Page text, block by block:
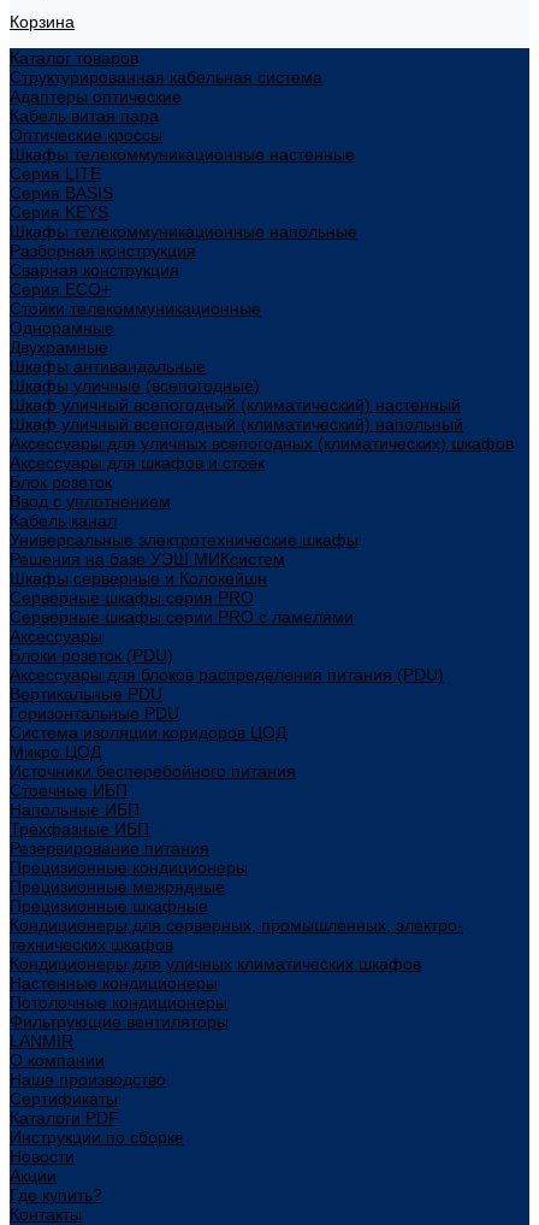
Корзина
Каталог товаров
Структурированная кабельная система
Адаптеры оптические
Кабель витая пара
Оптические кроссы
Шкафы телекоммуникационные настенные
Cерия LITE
Cерия BASIS
Cерия KEYS
Шкафы телекоммуникационные напольные
Разборная конструкция
Сварная конструкция
Серия ECO+
Стойки телекоммуникационные
Однорамные
Двухрамные
Шкафы антивандальные
Шкафы уличные (всепогодные)
Шкаф уличный всепогодный (климатический) настенный
Шкаф уличный всепогодный (климатический) напольный
Аксессуары для уличных всепогодных (климатических) шкафов
Аксессуары для шкафов и стоек
Блок розеток
Ввод с уплотнением
Кабель канал
Универсальные электротехнические шкафы
Решения на базе УЭШ МИКсистем
Шкафы серверные и Колокейшн
Серверные шкафы серия PRO
Серверные шкафы серии PRO с ламелями
Аксессуары
Блоки розеток (PDU)
Аксессуары для блоков распределения питания (PDU)
Вертикальные PDU
Горизонтальные PDU
Система изоляции коридоров ЦОД
Микро ЦОД
Источники бесперебойного питания
Стоечные ИБП
Напольные ИБП
Трёхфазные ИБП
Резервирование питания
Прецизионные кондиционеры
Прецизионные межрядные
Прецизионные шкафные
Кондиционеры для серверных, промышленных, электро-
технических шкафов
Кондиционеры для уличных климатических шкафов
Настенные кондиционеры
Потолочные кондиционеры
Фильтрующие вентиляторы
LANMIR
О компании
Наше производство
Сертификаты
Каталоги PDF
Инструкции по сборке
Новости
Акции
Где купить?
Контакты